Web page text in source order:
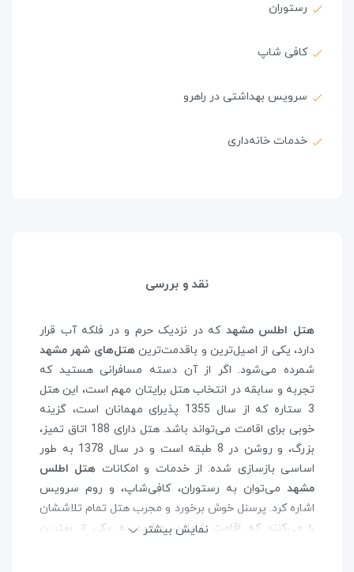
رستوران
کافی شاپ
سرویس بهداشتی در راهرو
خدمات خانه‌داری
نقد و بررسی
هتل اطلس مشهدکه در نزدیک حرم و در فلکه آب قرار
دارد، یکی از اصیل‌ترین و باقدمت‌ترینهتل‌های شهر مشهد
شمرده می‌شود. اگر از آن دسته مسافرانی هستید که
تجربه و سابقه در انتخاب هتل برایتان مهم است، این هتل
3 ستاره که از سال 1355 پذیرای مهمانان است، گزینه
خوبی برای اقامت می‌تواند باشد. هتل دارای 188 اتاق تمیز،
بزرگ، و روشن در 8 طبقه است و در سال 1378 به طور
اساسی بازسازی شده. از خدمات و امکانات هتل اطلس
مشهد می‌توان به رستوران، کافی‌شاپ، و روم سرویس
اشاره کرد. پرسنل خوش برخورد و مجرب هتل تمام تلاششان
را می‌کنند که اقامت شما در مشهد به یکی از بهترین
نمایش بیشتر